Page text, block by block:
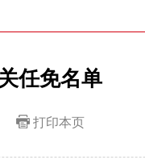
任免名单
打印本页